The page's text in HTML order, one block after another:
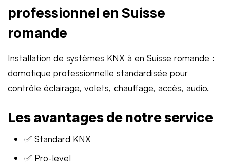
professionnel en Suisse
romande
Installation de systèmes KNX à en Suisse romande :
domotique professionnelle standardisée pour
contrôle éclairage, volets, chauffage, accès, audio.
Les avantages de notre service
✅ Standard KNX
✅ Pro-level